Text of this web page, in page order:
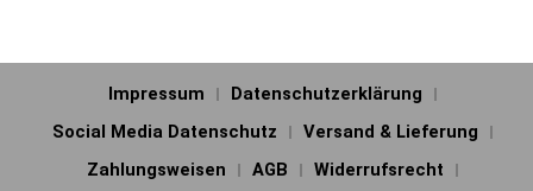
Impressum
Datenschutzerklärung
Social Media Datenschutz
Versand & Lieferung
Zahlungsweisen
AGB
Widerrufsrecht